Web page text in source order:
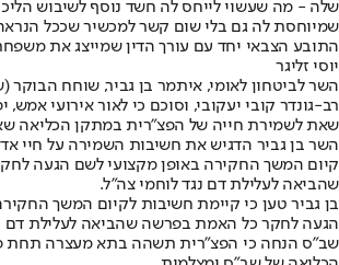
שלה - מה שעשוי לייחס לה חשד נוסף לשיבוש
שמיוחסת לה גם בלי שום קשר למכשיר שככל
התובע הצבאי יחד עם עורך הדין שמייצג את
יוסי זליגר
השר לביטחון לאומי, איתמר בן גביר, שוחח הבוקר
רב-גונדר קובי יעקובי, וסוכם כי לאור אירועי
שאת לשמירת חייה של הפצ"רית במתקן הכליאה
השר בן גביר הדגיש את חשיבות השמירה על חיי
קיום המשך החקירה באופן מקצועי לשם הגעה
שהביאה לעלילת דם נגד לוחמי צה"ל.
בן גביר טען כי קיימת חשיבות לקיום המשך
הגעה לחקר כל האמת בפרשה שהביאה לעלילת דם
שב"ס הנחה כי הפצ"רית תשהה בתא מעצרה תחת